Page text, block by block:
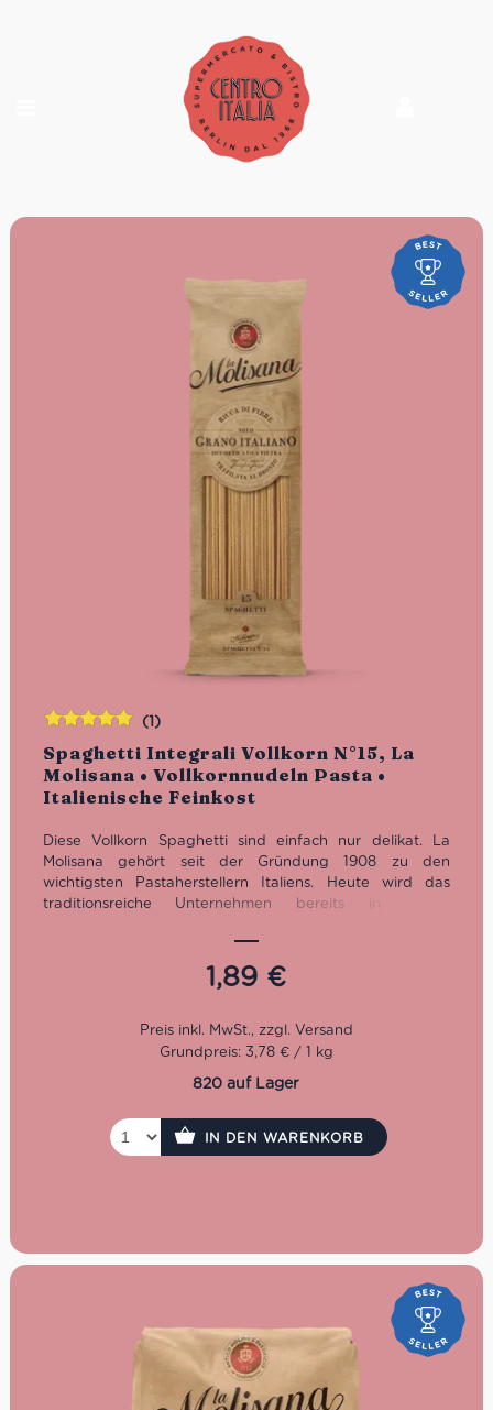
Spaghetti Integrali Vollkorn N°15, La
Molisana • Vollkornnudeln Pasta •
Italienische Feinkost
(1)
Diese Vollkorn Spaghetti sind einfach nur delikat. La
Molisana gehört seit der Gründung 1908 zu den
wichtigsten Pastaherstellern Italiens. Heute wird das
traditionsreiche Unternehmen bereits in vierter
Kochzeit: 10 Minuten1,89 €
Bewertet
mit5.00von
5
Grundpreis: 3,78 € / 1 kg
820 auf Lager
IN DEN WARENKORB